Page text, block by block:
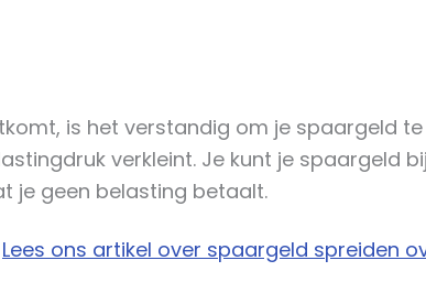
is het verstandig om je spaargeld
verkleint. Je kunt je spaargeld
je geen belasting betaalt.
Lees ons artikel over spaargeld spreiden